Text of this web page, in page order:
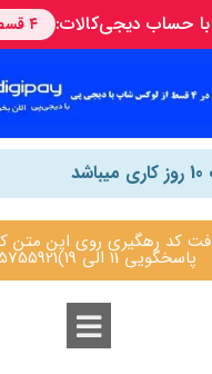
کد رهگیری روی این
پاسخگویی 11 الی 19)09365755921